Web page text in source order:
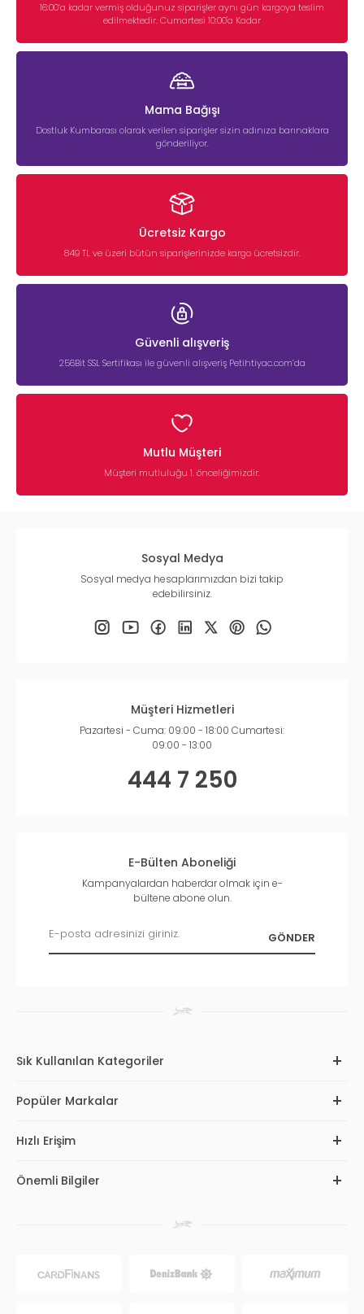
16:00’a kadar vermiş olduğunuz siparişler aynı gün kargoya teslim
edilmektedir. Cumartesi 10:00'a Kadar
Mama Bağışı
Dostluk Kumbarası olarak verilen siparişler sizin adınıza barınaklara
gönderiliyor.
Ücretsiz Kargo
849 TL ve üzeri bütün siparişlerinizde kargo ücretsizdir.
Güvenli alışveriş
256Bit SSL Sertifikası ile güvenli alışveriş Petihtiyac.com’da
Mutlu Müşteri
Müşteri mutluluğu 1. önceliğimizdir.
Sosyal Medya
Sosyal medya hesaplarımızdan bizi takip
edebilirsiniz.
Müşteri Hizmetleri
Pazartesi - Cuma: 09:00 - 18:00 Cumartesi:
09:00 - 13:00
444 7 250
E-Bülten Aboneliği
Kampanyalardan haberdar olmak için e-
bültene abone olun.
Sık Kullanılan Kategoriler
Popüler Markalar
Hızlı Erişim
Önemli Bilgiler